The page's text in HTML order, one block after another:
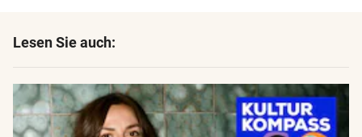
Lesen Sie auch: